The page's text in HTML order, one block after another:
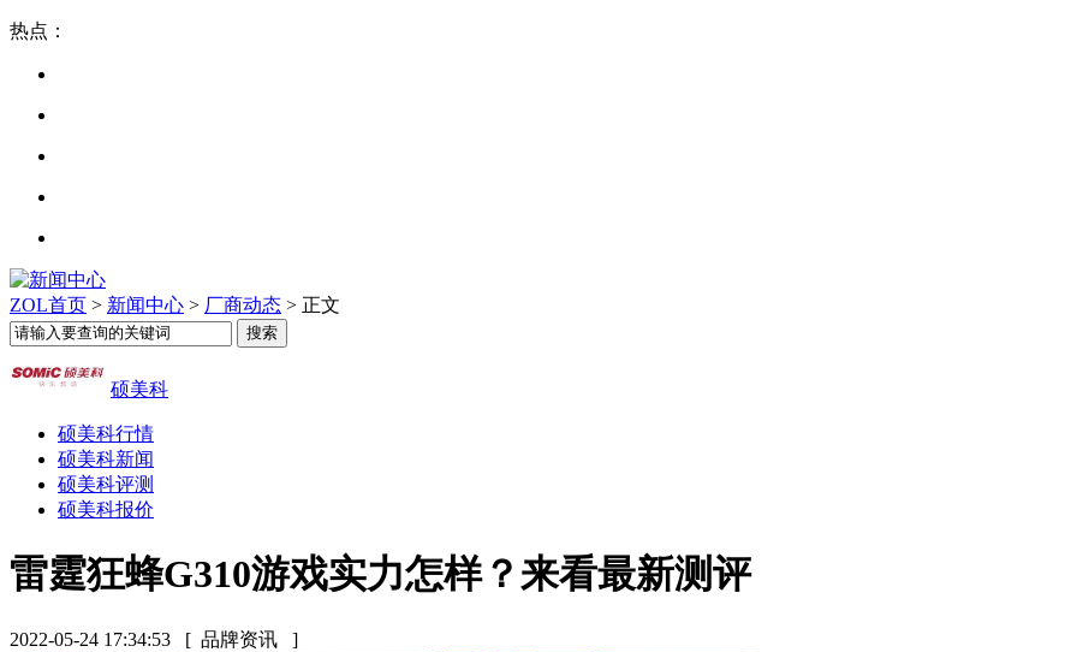
热点：
ZOL首页 > 新闻中心 > 厂商动态 > 正文
硕美科
硕美科行情
硕美科新闻
硕美科评测
硕美科报价
雷霆狂蜂G310游戏实力怎样？来看最新测评
2022-05-24 17:34:53 [ 品牌资讯 ]